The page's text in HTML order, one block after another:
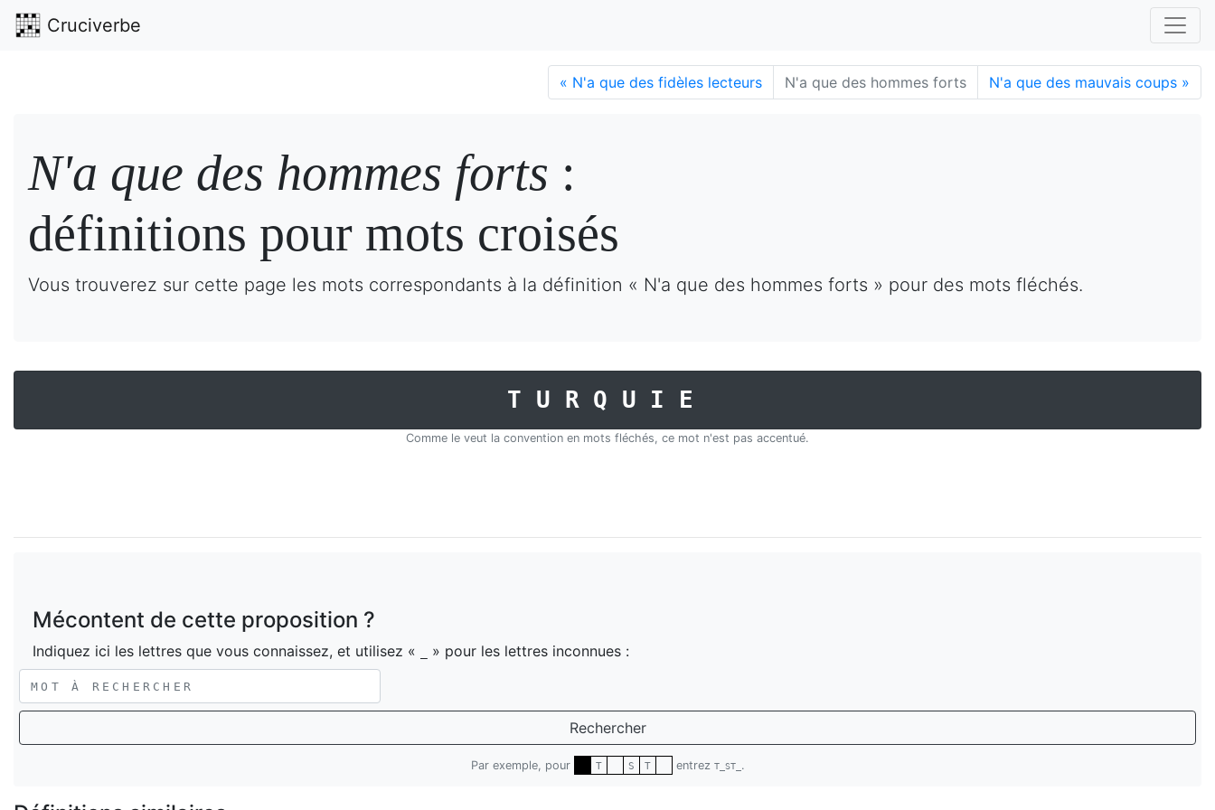
Cruciverbe
« N'a que des fidèles lecteurs N'a que des hommes forts N'a que des mauvais coups »
N'a que des hommes forts :
définitions pour mots croisés
Vous trouverez sur cette page les mots correspondants à la définition « N'a que des hommes forts » pour des mots fléchés.
TURQUIE
Comme le veut la convention en mots fléchés, ce mot n'est pas accentué.
Mécontent de cette proposition ?
Indiquez ici les lettres que vous connaissez, et utilisez « » pour les lettres inconnues :
Rechercher
Par exemple, pour T S T entrez T_ST_ .